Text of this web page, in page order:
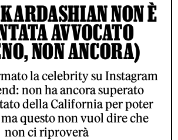
NON È
AVVOCATO
NON ANCORA)
la celebrity su Instagram
non ha ancora superato
della California per poter
questo non vuol dire che
non ci riproverà